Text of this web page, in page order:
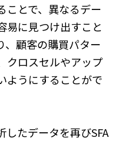
ことで、異なるデー
易に見つけ出すこと
、顧客の購買パター
クロスセルやアップ
ようにすることがで
たデータを再びSFA